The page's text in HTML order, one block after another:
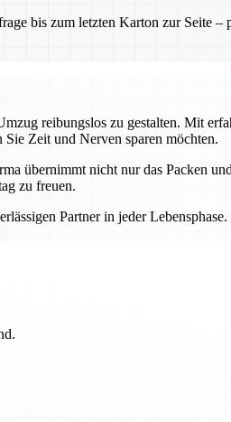
bis zum letzten Karton zur Seite
reibungslos zu gestalten. Mit
Zeit und Nerven sparen möchten.
übernimmt nicht nur das Packen
zu freuen.
Partner in jeder